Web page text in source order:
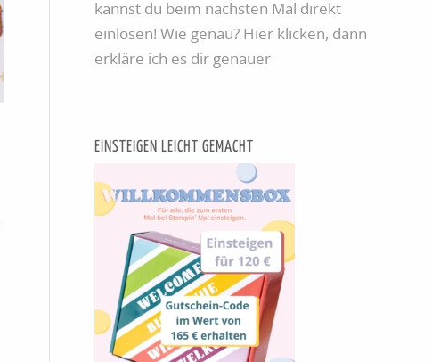
kannst du beim nächsten Mal direkt
einlösen! Wie genau? Hier klicken, dann
erkläre ich es dir genauer
EINSTEIGEN LEICHT GEMACHT